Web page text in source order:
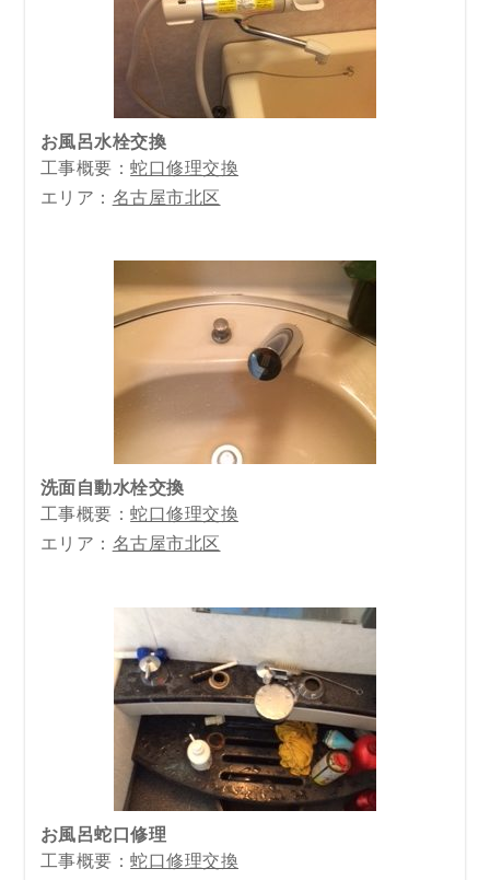
お風呂水栓交換
工事概要：蛇口修理交換
エリア： 名古屋市北区
洗面自動水栓交換
工事概要：蛇口修理交換
エリア： 名古屋市北区
お風呂蛇口修理
工事概要：蛇口修理交換